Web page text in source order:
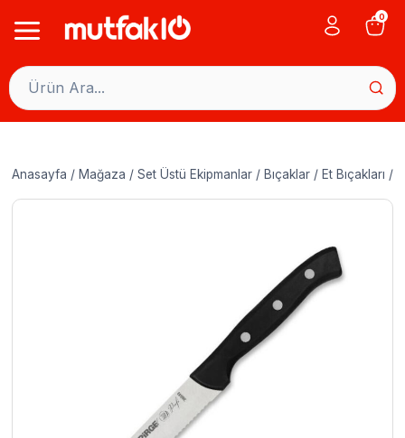
0
Anasayfa / Mağaza / Set Üstü Ekipmanlar / Bıçaklar / Et Bıçakları /